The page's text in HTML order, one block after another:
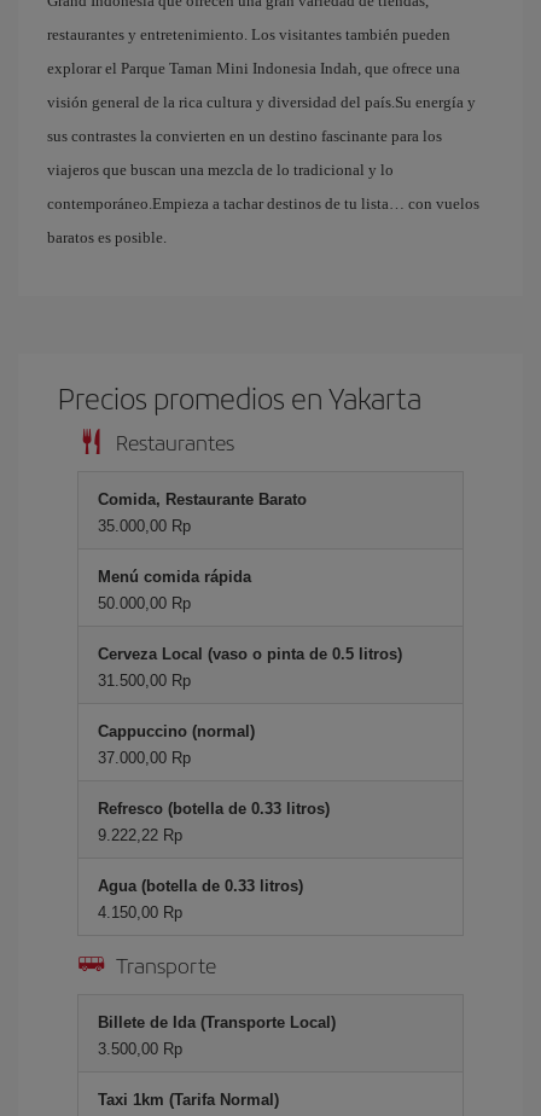
restaurantes y entretenimiento. Los visitantes también pueden
explorar el Parque Taman Mini Indonesia Indah, que ofrece una
visión general de la rica cultura y diversidad del país.Su energía y
sus contrastes la convierten en un destino fascinante para los
viajeros que buscan una mezcla de lo tradicional y lo
contemporáneo.Empieza a tachar destinos de tu lista… con vuelos
baratos es posible.
Precios promedios en Yakarta
Restaurantes
Comida, Restaurante Barato
35.000,00 Rp
Menú comida rápida
50.000,00 Rp
Cerveza Local (vaso o pinta de 0.5 litros)
31.500,00 Rp
Cappuccino (normal)
37.000,00 Rp
Refresco (botella de 0.33 litros)
9.222,22 Rp
Agua (botella de 0.33 litros)
4.150,00 Rp
Transporte
Billete de Ida (Transporte Local)
3.500,00 Rp
Taxi 1km (Tarifa Normal)